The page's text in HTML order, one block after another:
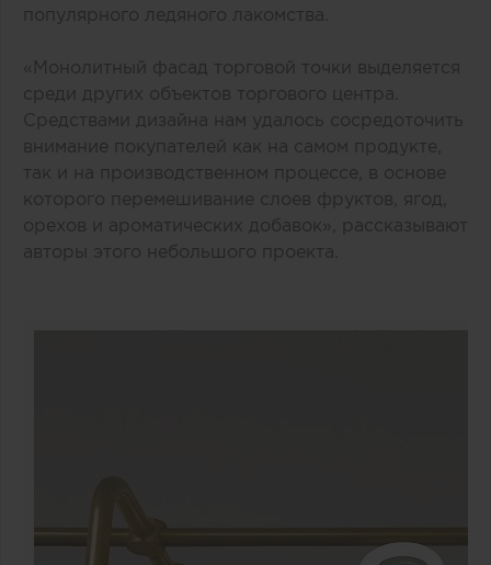
популярного ледяного лакомства.
«Монолитный фасад торговой точки выделяется
среди других объектов торгового центра.
Средствами дизайна нам удалось сосредоточить
внимание покупателей как на самом продукте,
так и на производственном процессе, в основе
которого перемешивание слоев фруктов, ягод,
орехов и ароматических добавок», рассказывают
авторы этого небольшого проекта.